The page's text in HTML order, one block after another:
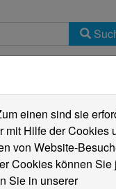
einen sind sie
Hilfe der Cookies
von Website-
Cookies können Sie
Sie in unserer